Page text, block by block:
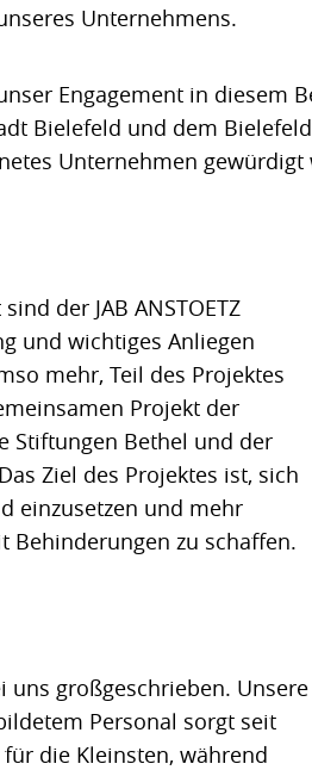
Unternehmens.
Engagement in diesem
Bielefeld und dem
Unternehmen gewürdigt
der JAB ANSTOETZ
und wichtiges Anliegen
mehr, Teil des Projektes
Projekt der
Stiftungen Bethel und der
Ziel des Projektes ist, sich
einzusetzen und mehr
Behinderungen zu schaffen.
großgeschrieben. Unsere
Personal sorgt seit
die Kleinsten, während